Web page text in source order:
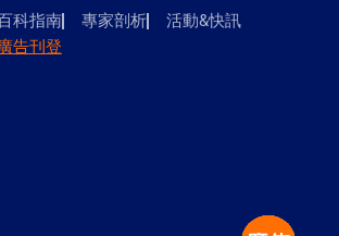
科指南 專家剖析
活動&快訊
告刊登